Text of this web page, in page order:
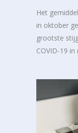
Het
in oktober
grootste
COVID-19